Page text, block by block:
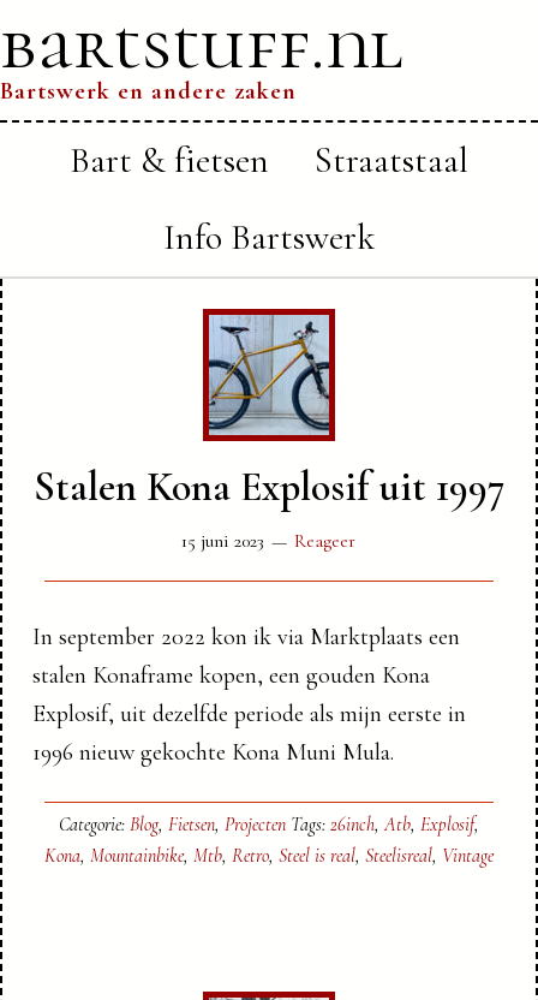
bartstuff.nl
Bartswerk en andere zaken
Bart & fietsen
Straatstaal
Info Bartswerk
Stalen Kona Explosif uit 1997
15 juni 2023 Reageer
In september 2022 kon ik via Marktplaats een
stalen Konaframe kopen, een gouden Kona
Explosif, uit dezelfde periode als mijn eerste in
1996 nieuw gekochte Kona Muni Mula.
Categorie: Blog, Fietsen, Projecten Tags: 26inch,Atb, Explosif,
Kona, Mountainbike, Mtb, Retro, Steel is real, Steelisreal, Vintage